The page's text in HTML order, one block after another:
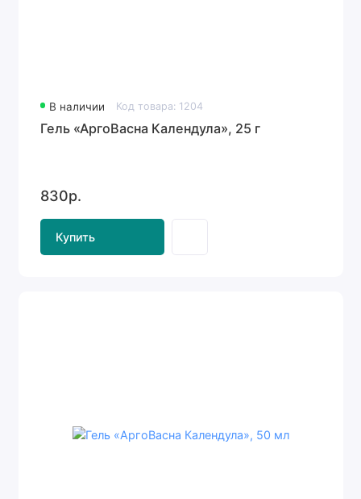
В наличии Код товара: 1204
Гель «АргоВасна Календула», 25 г
830р.
Купить